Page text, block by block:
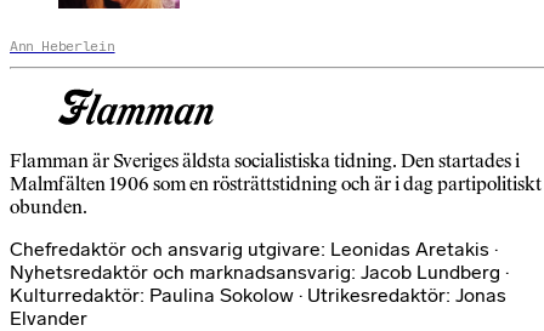
Ann Heberlein
Flamman är Sveriges äldsta socialistiska tidning. Den startades i
Malmfälten 1906 som en rösträttstidning och är i dag partipolitiskt
obunden.
Chefredaktör och ansvarig utgivare: Leonidas Aretakis ·
Nyhetsredaktör och marknadsansvarig: Jacob Lundberg ·
Kulturredaktör: Paulina Sokolow · Utrikesredaktör: Jonas
Elvander